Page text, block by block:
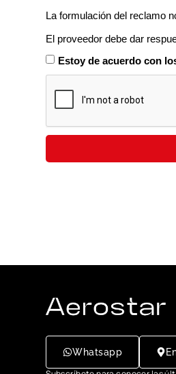
La formulación del reclamo
El proveedor debe dar
Estoy de acuerdo con
Whatsapp